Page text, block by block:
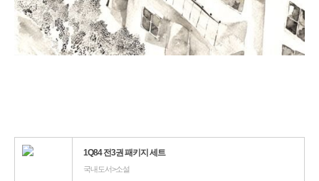
1Q84 전3권 패키지 세트
국내도서>소설